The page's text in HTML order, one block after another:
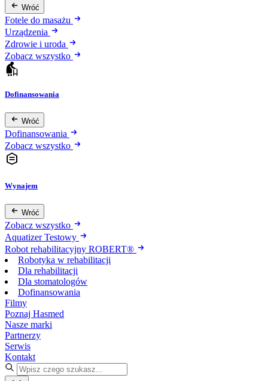
Wróć
Fotele do masażu
Urządzenia
Zdrowie i uroda
Zobacz wszystko
Dofinansowania
Wróć
Dofinansowania
Zobacz wszystko
Wynajem
Wróć
Zobacz wszystko
Aquatizer Testowy
Robot rehabilitacyjny ROBERT®
Robotyka w rehabilitacji
Dla rehabilitacji
Dla stomatologów
Dofinansowania
Filmy
Poznaj Hasmed
Nasze marki
Partnerzy
Serwis
Kontakt